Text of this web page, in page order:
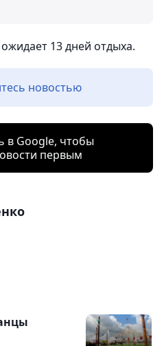
13 дней отдыха.
новостью
в Google, чтобы
первым